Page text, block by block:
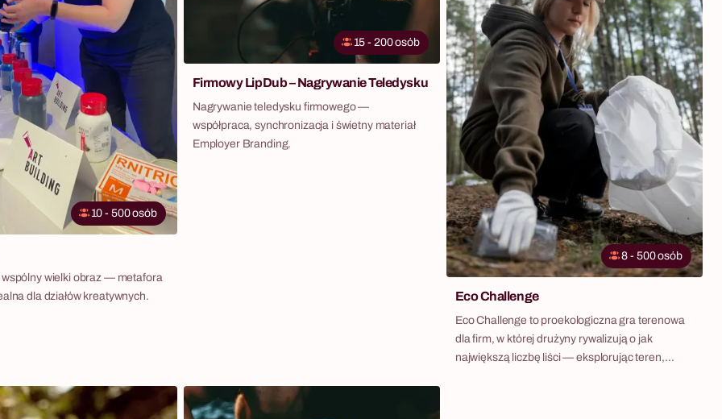
10 - 500 osób
wspólny wielki obraz — metafora
dla działów kreatywnych.
15 - 200 osób
Firmowy LipDub – Nagrywanie Teledysku
Nagrywanie teledysku firmowego —
współpraca, synchronizacja i świetny materiał
Employer Branding.
8 - 500 osób
Eco Challenge
Eco Challenge to proekologiczna gra terenowa
dla firm, w której drużyny rywalizują o jak
największą liczbę liści — eksplorując teren,